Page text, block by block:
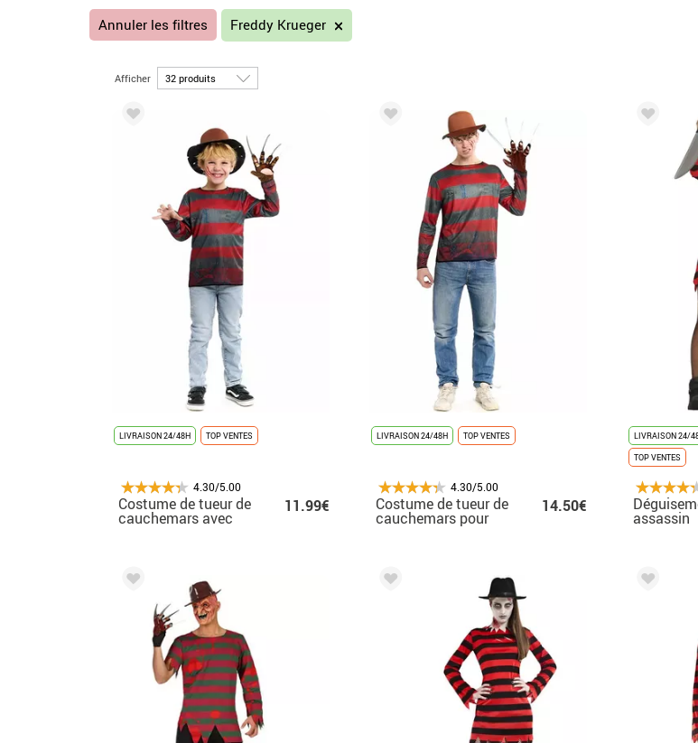
Annuler les filtres Freddy Krueger
Afficher
LIVRAISON 24/48H TOP VENTES
4.30/5.00
Costume de tueur de
cauchemars avec
11.99€
LIVRAISON 24/48H TOP VENTES
4.30/5.00
Costume de tueur de
cauchemars pour
14.50€
LIVRAISON 24/
TOP VENTES
assassin